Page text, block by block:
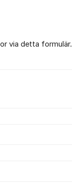
via detta formulär.